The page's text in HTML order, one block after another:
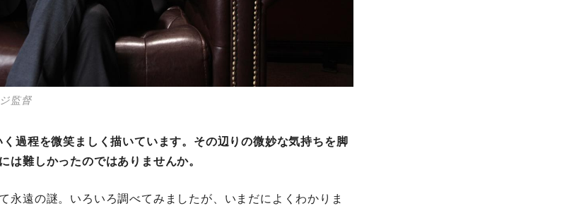
監督
過程を微笑ましく描いています。その辺りの微妙な気持ちを脚
は難しかったのではありませんか。
永遠の謎。いろいろ調べてみましたが、いまだによくわかりま